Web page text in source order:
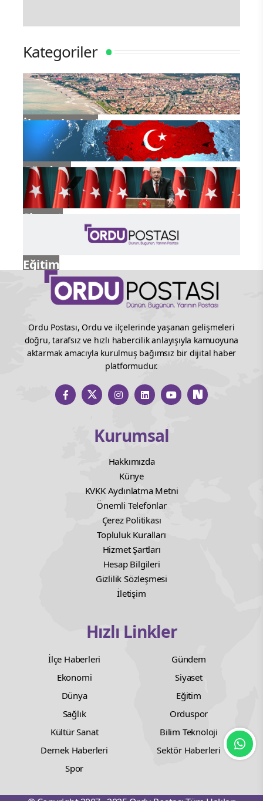
Kategoriler
İlçe Haberleri
Gündem
Siyaset
Eğitim
Ordu Postası, Ordu ve ilçelerinde yaşanan gelişmeleri
doğru, tarafsız ve hızlı habercilik anlayışıyla kamuoyuna
aktarmak amacıyla kurulmuş bağımsız bir dijital haber
platformudur.
Kurumsal
Hakkımızda
Künye
KVKK Aydınlatma Metni
Önemli Telefonlar
Çerez Politikası
Topluluk Kuralları
Hizmet Şartları
Hesap Bilgileri
Gizlilik Sözleşmesi
İletişim
Hızlı Linkler
İlçe Haberleri
Gündem
Ekonomi
Siyaset
Dünya
Eğitim
Sağlık
Orduspor
Kültür Sanat
Bilim Teknoloji
Dernek Haberleri
Sektör Haberleri
Spor